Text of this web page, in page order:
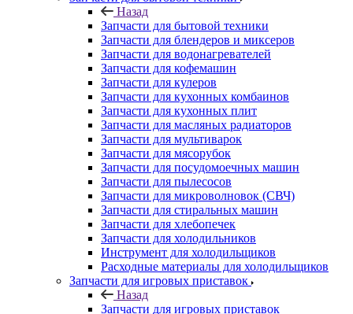
Назад
Запчасти для бытовой техники
Запчасти для блендеров и миксеров
Запчасти для водонагревателей
Запчасти для кофемашин
Запчасти для кулеров
Запчасти для кухонных комбаинов
Запчасти для кухонных плит
Запчасти для масляных радиаторов
Запчасти для мультиварок
Запчасти для мясорубок
Запчасти для посудомоечных машин
Запчасти для пылесосов
Запчасти для микроволновок (СВЧ)
Запчасти для стиральных машин
Запчасти для хлебопечек
Запчасти для холодильников
Инструмент для холодильщиков
Расходные материалы для холодильщиков
Запчасти для игровых приставок
Назад
Запчасти для игровых приставок